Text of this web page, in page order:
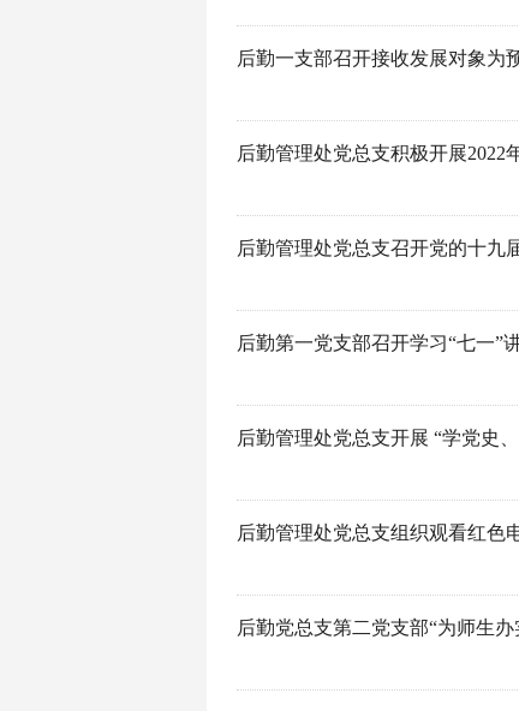
后勤一支部召开接收发展对象为
后勤管理处党总支积极开展2022
后勤管理处党总支召开党的十九
后勤第一党支部召开学习“七一”
后勤管理处党总支开展 “学党史
后勤管理处党总支组织观看红色
后勤党总支第二党支部“为师生